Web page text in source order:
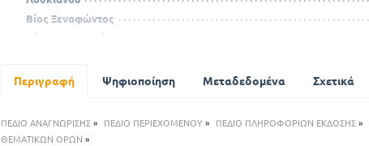
Βίος Ξενοφώντος
Βίος Λουκιανού
Πίνακας κύριων ονομάτων
Περιγραφή Ψηφιοποίηση Μεταδεδομένα Σχετικά
ΠΕΔΙΟ ΑΝΑΓΝΩΡΙΣΗΣ» ΠΕΔΙΟ ΠΕΡΙΕΧΟΜΕΝΟΥ» ΠΕΔΙΟ ΠΛΗΡΟΦΟΡΙΩΝ ΕΚΔΟΣΗΣ»
ΘΕΜΑΤΙΚΩΝ ΟΡΩΝ »